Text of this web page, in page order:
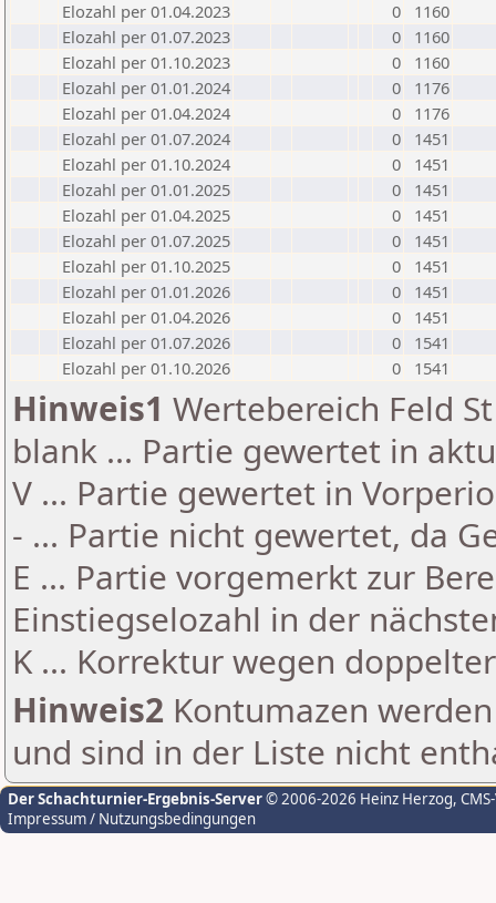
Elozahl per 01.04.2023
0
1160
Elozahl per 01.07.2023
0
1160
Elozahl per 01.10.2023
0
1160
Elozahl per 01.01.2024
0
1176
Elozahl per 01.04.2024
0
1176
Elozahl per 01.07.2024
0
1451
Elozahl per 01.10.2024
0
1451
Elozahl per 01.01.2025
0
1451
Elozahl per 01.04.2025
0
1451
Elozahl per 01.07.2025
0
1451
Elozahl per 01.10.2025
0
1451
Elozahl per 01.01.2026
0
1451
Elozahl per 01.04.2026
0
1451
Elozahl per 01.07.2026
0
1541
Elozahl per 01.10.2026
0 1541
Hinweis1 Wertebereich Feld
blank ... Partie gewertet in
V ... Partie gewertet in
- ... Partie nicht gewertet, da
E ... Partie vorgemerkt zur
Einstiegselozahl in der
K ... Korrektur wegen
Hinweis2 Kontumazen
und sind in der Liste nicht
Der Schachturnier-Ergebnis-Server© 2006-2026 Heinz Herzog,
Impressum / Nutzungsbedingungen